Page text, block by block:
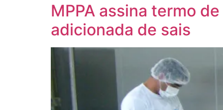
MPPA assina termo
adicionada de sais